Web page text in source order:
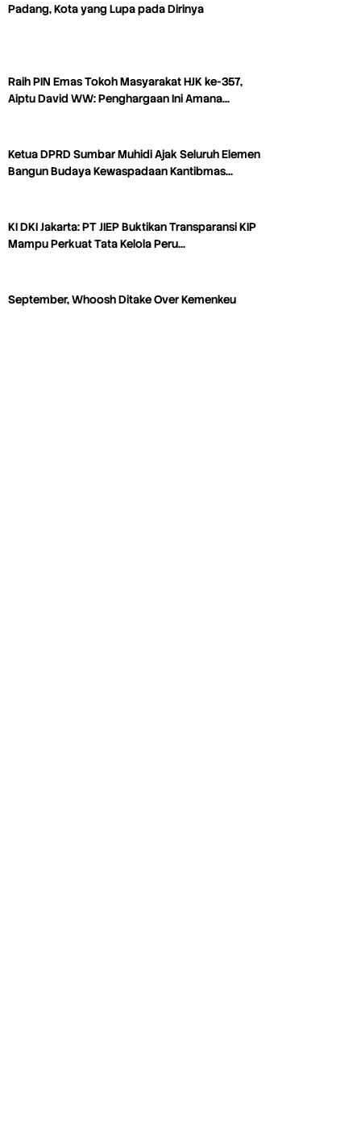
Padang, Kota yang Lupa pada Dirinya
Raih PIN Emas Tokoh Masyarakat HJK ke-357,
Aiptu David WW: Penghargaan Ini Amana…
Ketua DPRD Sumbar Muhidi Ajak Seluruh Elemen
Bangun Budaya Kewaspadaan Kantibmas…
KI DKI Jakarta: PT JIEP Buktikan Transparansi KIP
Mampu Perkuat Tata Kelola Peru…
September, Whoosh Ditake Over Kemenkeu